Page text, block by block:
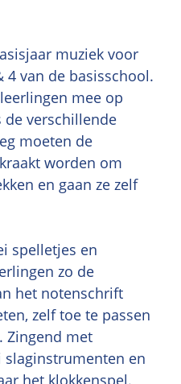
muziek voor
van de basisschool.
mee op
de verschillende
moeten de
worden om
en gaan ze zelf
spelletjes en
zo de
het notenschrift
zelf toe te passen
Zingend met
en